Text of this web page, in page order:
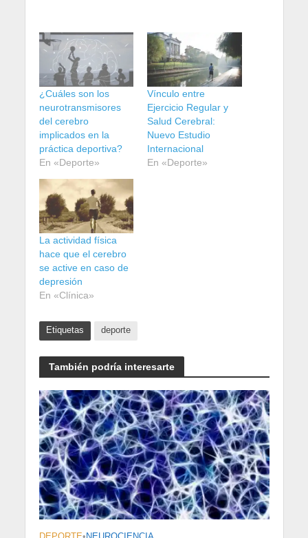
¿Cuáles son los
neurotransmisores
del cerebro
implicados en la
práctica deportiva?
En «Deporte»
Vínculo entre
Ejercicio Regular y
Salud Cerebral:
Nuevo Estudio
Internacional
En «Deporte»
La actividad física
hace que el cerebro
se active en caso de
depresión
En «Clínica»
Etiquetas deporte
También podría interesarte